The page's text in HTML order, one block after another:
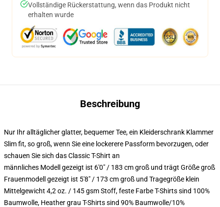
Vollständige Rückerstattung, wenn das Produkt nicht
erhalten wurde
Beschreibung
Nur Ihr alltäglicher glatter, bequemer Tee, ein Kleiderschrank Klammer
Slim fit, so groß, wenn Sie eine lockerere Passform bevorzugen, oder
schauen Sie sich das Classic T-Shirt an
männliches Modell gezeigt ist 6'0" / 183 cm groß und trägt Größe groß
Frauenmodell gezeigt ist 5'8" / 173 cm groß und Tragegröße klein
Mittelgewicht 4,2 oz. / 145 gsm Stoff, feste Farbe T-Shirts sind 100%
Baumwolle, Heather grau T-Shirts sind 90% Baumwolle/10%